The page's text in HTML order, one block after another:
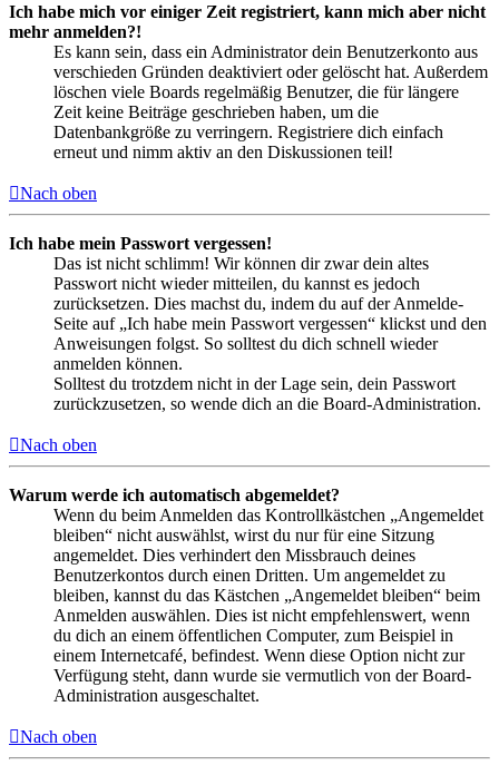
Ich habe mich vor einiger Zeit registriert, kann mich aber nicht
mehr anmelden?!
Es kann sein, dass ein Administrator dein Benutzerkonto aus
verschieden Gründen deaktiviert oder gelöscht hat. Außerdem
löschen viele Boards regelmäßig Benutzer, die für längere
Zeit keine Beiträge geschrieben haben, um die
Datenbankgröße zu verringern. Registriere dich einfach
erneut und nimm aktiv an den Diskussionen teil!
Nach oben
Ich habe mein Passwort vergessen!
Das ist nicht schlimm! Wir können dir zwar dein altes
Passwort nicht wieder mitteilen, du kannst es jedoch
zurücksetzen. Dies machst du, indem du auf der Anmelde-
Seite auf „Ich habe mein Passwort vergessen“ klickst und den
Anweisungen folgst. So solltest du dich schnell wieder
anmelden können.
Solltest du trotzdem nicht in der Lage sein, dein Passwort
zurückzusetzen, so wende dich an die Board-Administration.
Nach oben
Warum werde ich automatisch abgemeldet?
Wenn du beim Anmelden das Kontrollkästchen „Angemeldet
bleiben“ nicht auswählst, wirst du nur für eine Sitzung
angemeldet. Dies verhindert den Missbrauch deines
Benutzerkontos durch einen Dritten. Um angemeldet zu
bleiben, kannst du das Kästchen „Angemeldet bleiben“ beim
Anmelden auswählen. Dies ist nicht empfehlenswert, wenn
du dich an einem öffentlichen Computer, zum Beispiel in
einem Internetcafé, befindest. Wenn diese Option nicht zur
Verfügung steht, dann wurde sie vermutlich von der Board-
Administration ausgeschaltet.
Nach oben